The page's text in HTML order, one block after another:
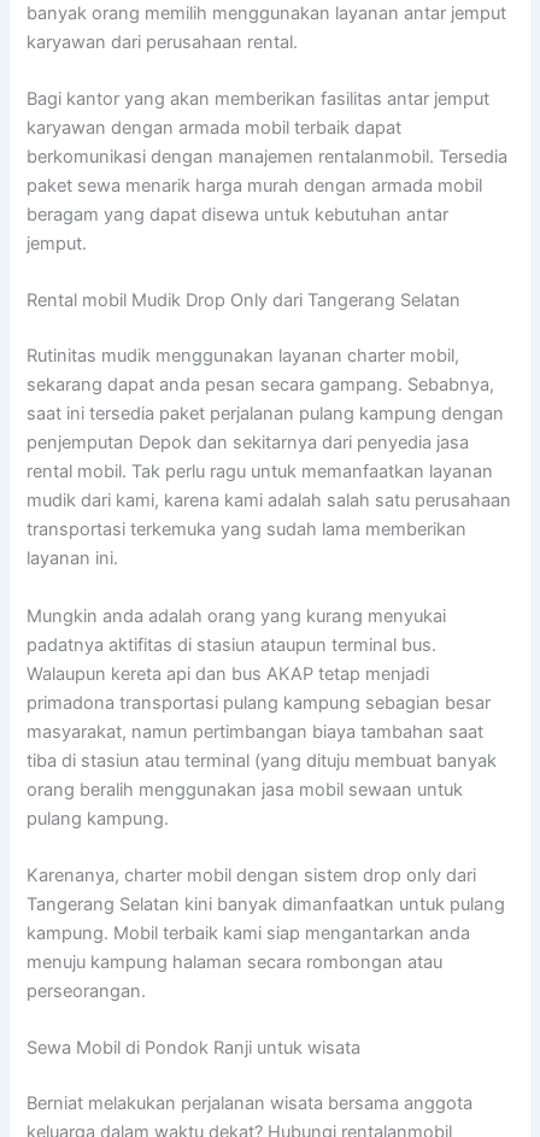
banyak orang memilih menggunakan layanan antar jemput
karyawan dari perusahaan rental.
Bagi kantor yang akan memberikan fasilitas antar jemput
karyawan dengan armada mobil terbaik dapat
berkomunikasi dengan manajemen rentalanmobil. Tersedia
paket sewa menarik harga murah dengan armada mobil
beragam yang dapat disewa untuk kebutuhan antar
jemput.
Rental mobil Mudik Drop Only dari Tangerang Selatan
Rutinitas mudik menggunakan layanan charter mobil,
sekarang dapat anda pesan secara gampang. Sebabnya,
saat ini tersedia paket perjalanan pulang kampung dengan
penjemputan Depok dan sekitarnya dari penyedia jasa
rental mobil. Tak perlu ragu untuk memanfaatkan layanan
mudik dari kami, karena kami adalah salah satu perusahaan
transportasi terkemuka yang sudah lama memberikan
layanan ini.
Mungkin anda adalah orang yang kurang menyukai
padatnya aktifitas di stasiun ataupun terminal bus.
Walaupun kereta api dan bus AKAP tetap menjadi
primadona transportasi pulang kampung sebagian besar
masyarakat, namun pertimbangan biaya tambahan saat
tiba di stasiun atau terminal (yang dituju membuat banyak
orang beralih menggunakan jasa mobil sewaan untuk
pulang kampung.
Karenanya, charter mobil dengan sistem drop only dari
Tangerang Selatan kini banyak dimanfaatkan untuk pulang
kampung. Mobil terbaik kami siap mengantarkan anda
menuju kampung halaman secara rombongan atau
perseorangan.
Sewa Mobil di Pondok Ranji untuk wisata
Berniat melakukan perjalanan wisata bersama anggota
keluarga dalam waktu dekat? Hubungi rentalanmobil